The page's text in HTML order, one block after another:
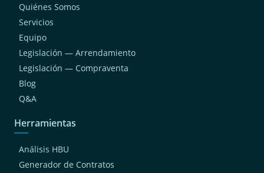
Quiénes Somos
Servicios
Equipo
Legislación — Arrendamiento
Legislación — Compraventa
Blog
Q&A
Herramientas
Análisis HBU
Generador de Contratos